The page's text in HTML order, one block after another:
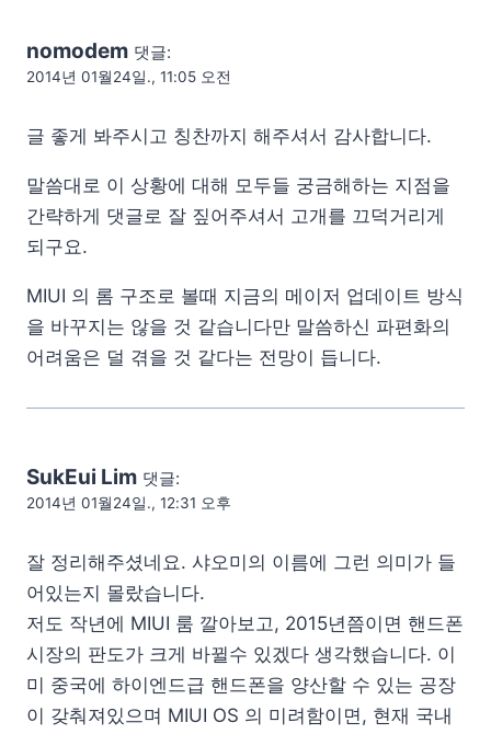
nomodem 댓글:
2014년 01월24일., 11:05 오전
글 좋게 봐주시고 칭찬까지 해주셔서 감사합니다.
말씀대로 이 상황에 대해 모두들 궁금해하는 지점을
간략하게 댓글로 잘 짚어주셔서 고개를 끄덕거리게
되구요.
MIUI 의 롬 구조로 볼때 지금의 메이저 업데이트 방식
을 바꾸지는 않을 것 같습니다만 말씀하신 파편화의
어려움은 덜 겪을 것 같다는 전망이 듭니다.
SukEui Lim 댓글:
2014년 01월24일., 12:31 오후
잘 정리해주셨네요. 샤오미의 이름에 그런 의미가 들
어있는지 몰랐습니다.
저도 작년에 MIUI 룸 깔아보고, 2015년쯤이면 핸드폰
시장의 판도가 크게 바뀔수 있겠다 생각했습니다. 이
미 중국에 하이엔드급 핸드폰을 양산할 수 있는 공장
이 갖춰져있으며 MIUI OS 의 미려함이면, 현재 국내